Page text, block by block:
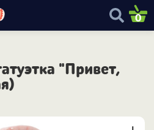
0
"Привет,